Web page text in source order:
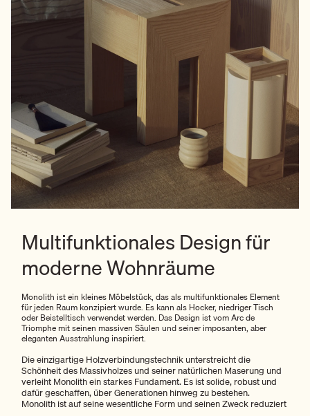
Multifunktionales Design für
moderne Wohnräume
Monolith ist ein kleines Möbelstück, das als multifunktionales Element
für jeden Raum konzipiert wurde. Es kann als Hocker, niedriger Tisch
oder Beistelltisch verwendet werden. Das Design ist vom Arc de
Triomphe mit seinen massiven Säulen und seiner imposanten, aber
eleganten Ausstrahlung inspiriert.
Die einzigartige Holzverbindungstechnik unterstreicht die
Schönheit des Massivholzes und seiner natürlichen Maserung und
verleiht Monolith ein starkes Fundament. Es ist solide, robust und
dafür geschaffen, über Generationen hinweg zu bestehen.
Monolith ist auf seine wesentliche Form und seinen Zweck reduziert